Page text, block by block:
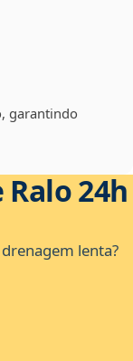
garantindo
24h
lenta?